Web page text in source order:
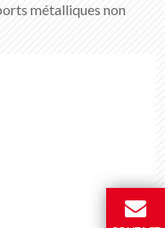
métalliques non